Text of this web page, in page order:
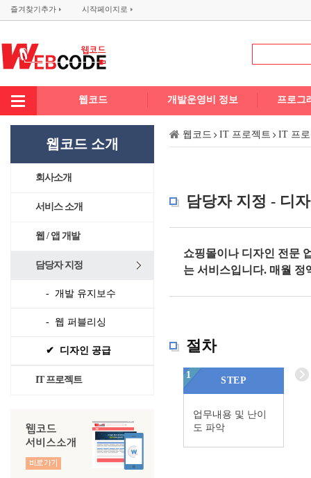
즐겨찾기추가 시작페이지로
웹코드 개발운영비 정보 프로그
웹코드 소개
회사소개
서비스 소개
웹 / 앱 개발
담당자 지정
- 개발 유지보수
- 웹 퍼블리싱
✔ 디자인 공급
IT 프로젝트
웹코드 IT 프로젝트 IT 프
담당자 지정 - 디
쇼핑몰이나 디자인 전문
는 서비스입니다. 매월 정
절차
1
STEP
업무내용 및 난이
도 파악